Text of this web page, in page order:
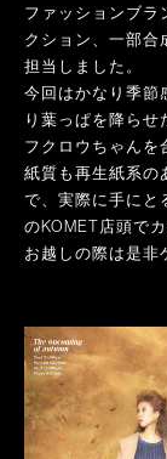
ファッションブラ
クション、一部合
担当しました。
今回はかなり季節
り葉っぱを降らせ
フクロウちゃんを
紙質も再生紙系の
で、実際に手にと
のKOMET店頭で
お越しの際は是非